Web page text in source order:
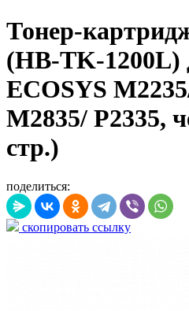
Тонер-
(HB-TK-1200L)
ECOSYS
M2835/ P2335,
стр.)
поделиться:
скопировать ссылку